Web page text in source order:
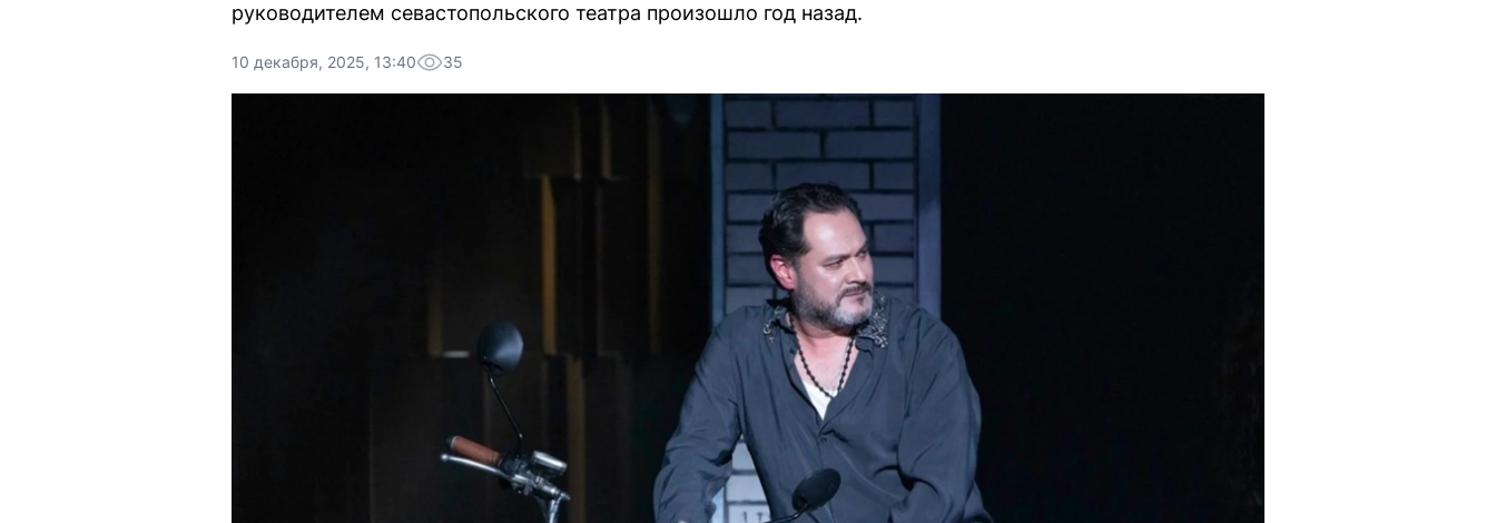
руководителем севастопольского театра произошло год назад.
10 декабря, 2025, 13:40 35